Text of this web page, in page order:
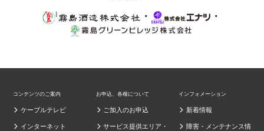
・
・
コンテンツのご案内
ケーブルテレビ
インターネット
お申込、各種について
ご加入のお申込
サービス提供エリア・
インフォメーション
新着情報
障害・メンテナンス情